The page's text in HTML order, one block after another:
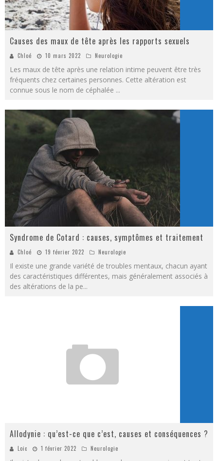
Causes des maux de tête après les rapports sexuels
Chloé 10 mars 2022 Neurologie
Les maux de tête après une relation intime peuvent être très
fréquents chez certaines personnes. Cette altération est
connue sous le nom de céphalée ...
Syndrome de Cotard : causes, symptômes et traitement
Chloé 19 février 2022 Neurologie
Il existe une grande variété de troubles mentaux, chacun ayant
des caractéristiques différentes, mais généralement associés à
des altérations de la pe...
Allodynie : qu’est-ce que c’est, causes et conséquences ?
Loic 1 février 2022 Neurologie